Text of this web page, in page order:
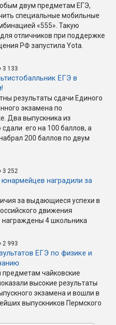
двум предметам ЕГЭ,
специальные мобильные
«555». Такую
отличников при поддержке
РФ запустила Yota.
3 133
ЕГЭ в
результаты сдачи Единого
экзамена по
Два выпускника из
сдали его на 100 баллов, а
200 баллов по двум
3 252
наградили за
за выдающиеся успехи в
движения
4 школьника
2 993
ЕГЭ по физике и
чайковские
высокие результаты
экзамена и вошли в
выпускников Пермского